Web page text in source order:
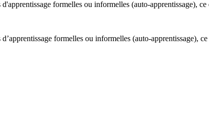
formelles ou informelles (auto-apprentissage),
formelles ou informelles (auto-apprentissage),